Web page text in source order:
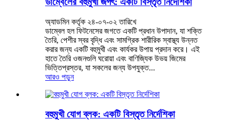
অ্যাডমিন কর্তৃক ২৪-০৭-০২ তারিখে
ডাম্বেল হল ফিটনেসের জগতে একটি প্রধান উপাদান, যা শক্তি
তৈরি, পেশীর স্বর বৃদ্ধি এবং সামগ্রিক শারীরিক স্বাস্থ্য উন্নত
করার জন্য একটি বহুমুখী এবং কার্যকর উপায় প্রদান করে। এই
হাতে তৈরি ওজনগুলি ঘরোয়া এবং বাণিজ্যিক উভয় জিমের
ভিত্তিপ্রস্তর, যা সকলের জন্য উপযুক্ত...
আরও পড়ুন
বহুমুখী যোগ ব্লক: একটি বিস্তৃত নির্দেশিকা